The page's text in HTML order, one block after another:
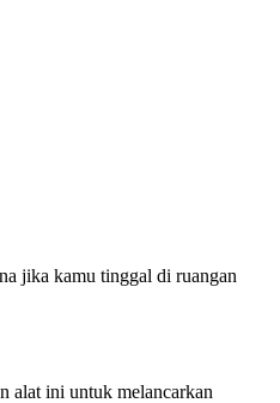
jika kamu tinggal di ruangan
alat ini untuk melancarkan